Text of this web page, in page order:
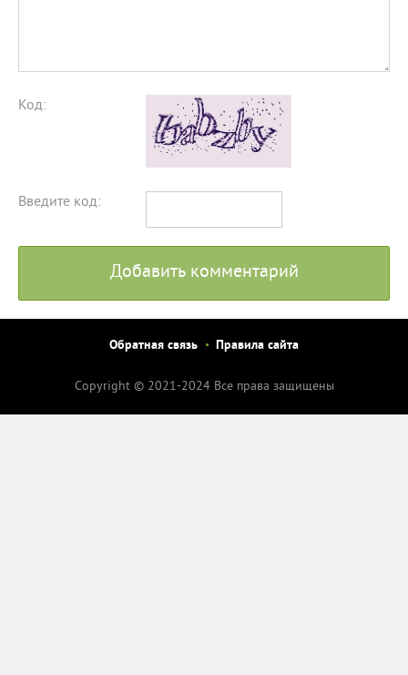
Код:
Введите код:
Добавить комментарий
Обратная связь Правила сайта
Copyright © 2021-2024 Все права защищены